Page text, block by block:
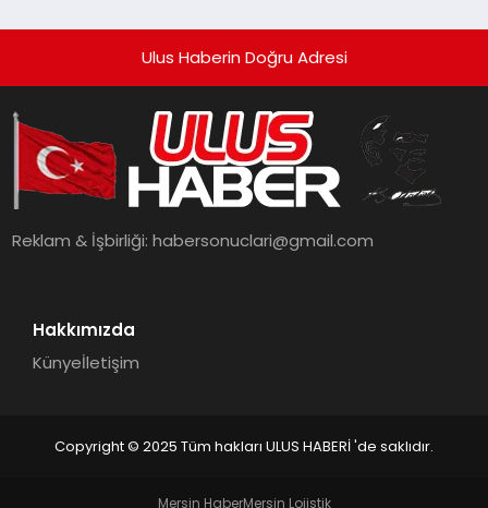
Ulus Haberin Doğru Adresi
Reklam & İşbirliği:habersonuclari@gmail.com
Hakkımızda
Künyeİletişim
Copyright © 2025 Tüm hakları ULUS HABERİ 'de saklıdır.
Mersin HaberMersin Lojistik